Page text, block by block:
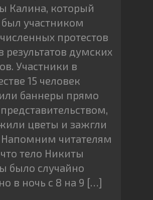
Калина, который
участником
протестов
результатов думских
Участники в
15 человек
баннеры прямо
цветы и зажгли
Напомним читателям
тело Никиты
было случайно
в ночь с 8 на 9 […]